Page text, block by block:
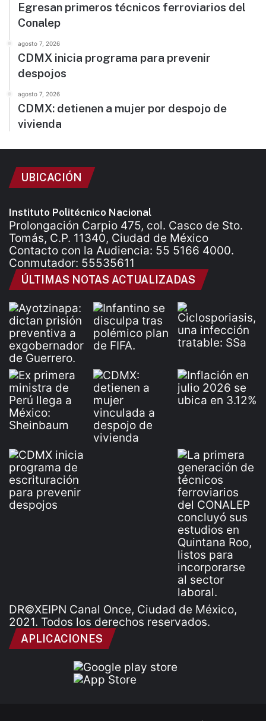
Egresan primeros técnicos ferroviarios del
Conalep
agosto 7, 2026
CDMX inicia programa para prevenir
despojos
agosto 7, 2026
CDMX: detienen a mujer por despojo de
vivienda
UBICACIÓN
Instituto Politécnico Nacional
Prolongación Carpio 475, col. Casco de Sto.
Tomás, C.P. 11340, Ciudad de México
Contacto con la Audiencia: 55 5166 4000.
Conmutador: 55535611
ÚLTIMAS NOTAS ACTUALIZADAS
DR©XEIPN Canal Once, Ciudad de México,
2021. Todos los derechos reservados.
APLICACIONES